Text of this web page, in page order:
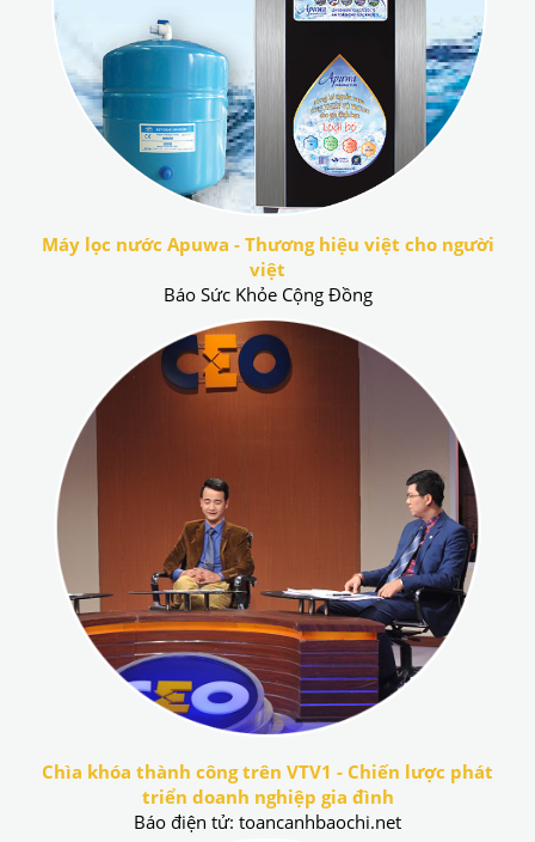
Máy lọc nước Apuwa - Thương hiệu việt cho người
việt
Báo Sức Khỏe Cộng Đồng
Chìa khóa thành công trên VTV1 - Chiến lược phát
triển doanh nghiệp gia đình
Báo điện tử: toancanhbaochi.net